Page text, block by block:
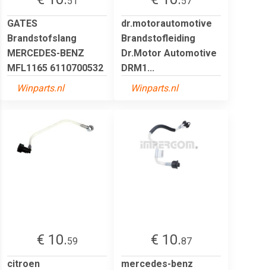
GATES
Brandstofslang
MERCEDES-BENZ
MFL1165 6110700532
Winparts.nl
dr.motorautomotive
Brandstofleiding
Dr.Motor Automotive
DRM1...
Winparts.nl
€ 10.59
citroen
€ 10.87
mercedes-benz